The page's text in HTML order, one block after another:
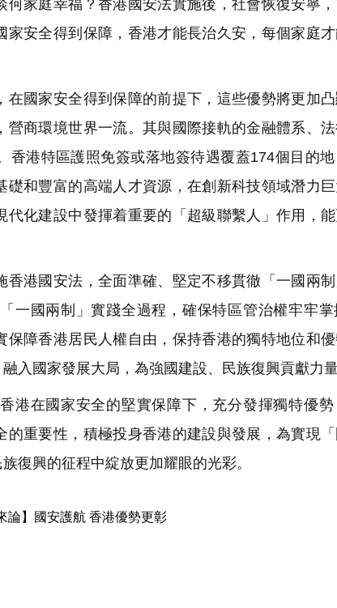
家庭幸福？香港國安法實施後，社會恢復安寧
安全得到保障，香港才能長治久安，每個家庭才
國家安全得到保障的前提下，這些優勢將更加
商環境世界一流。其與國際接軌的金融體系、
香港特區護照免簽或落地簽待遇覆蓋174個目的
和豐富的高端人才資源，在創新科技領域潛力
化建設中發揮着重要的「超級聯繫人」作用，
港國安法，全面準確、堅定不移貫徹「一國兩
一國兩制」實踐全過程，確保特區管治權牢牢
障香港居民人權自由，保持香港的獨特地位和
入國家發展大局，為強國建設、民族復興貢獻力量
港在國家安全的堅實保障下，充分發揮獨特優勢
重要性，積極投身香港的建設與發展，為實現
復興的征程中綻放更加耀眼的光彩。